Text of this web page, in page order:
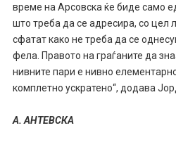
време на Арсовска ќе биде само
што треба да се адресира, со цел
сфатат како не треба да се
фела. Правото на граѓаните да
нивните пари е нивно
комплетно ускратено“, додава
А. АНТЕВСКА